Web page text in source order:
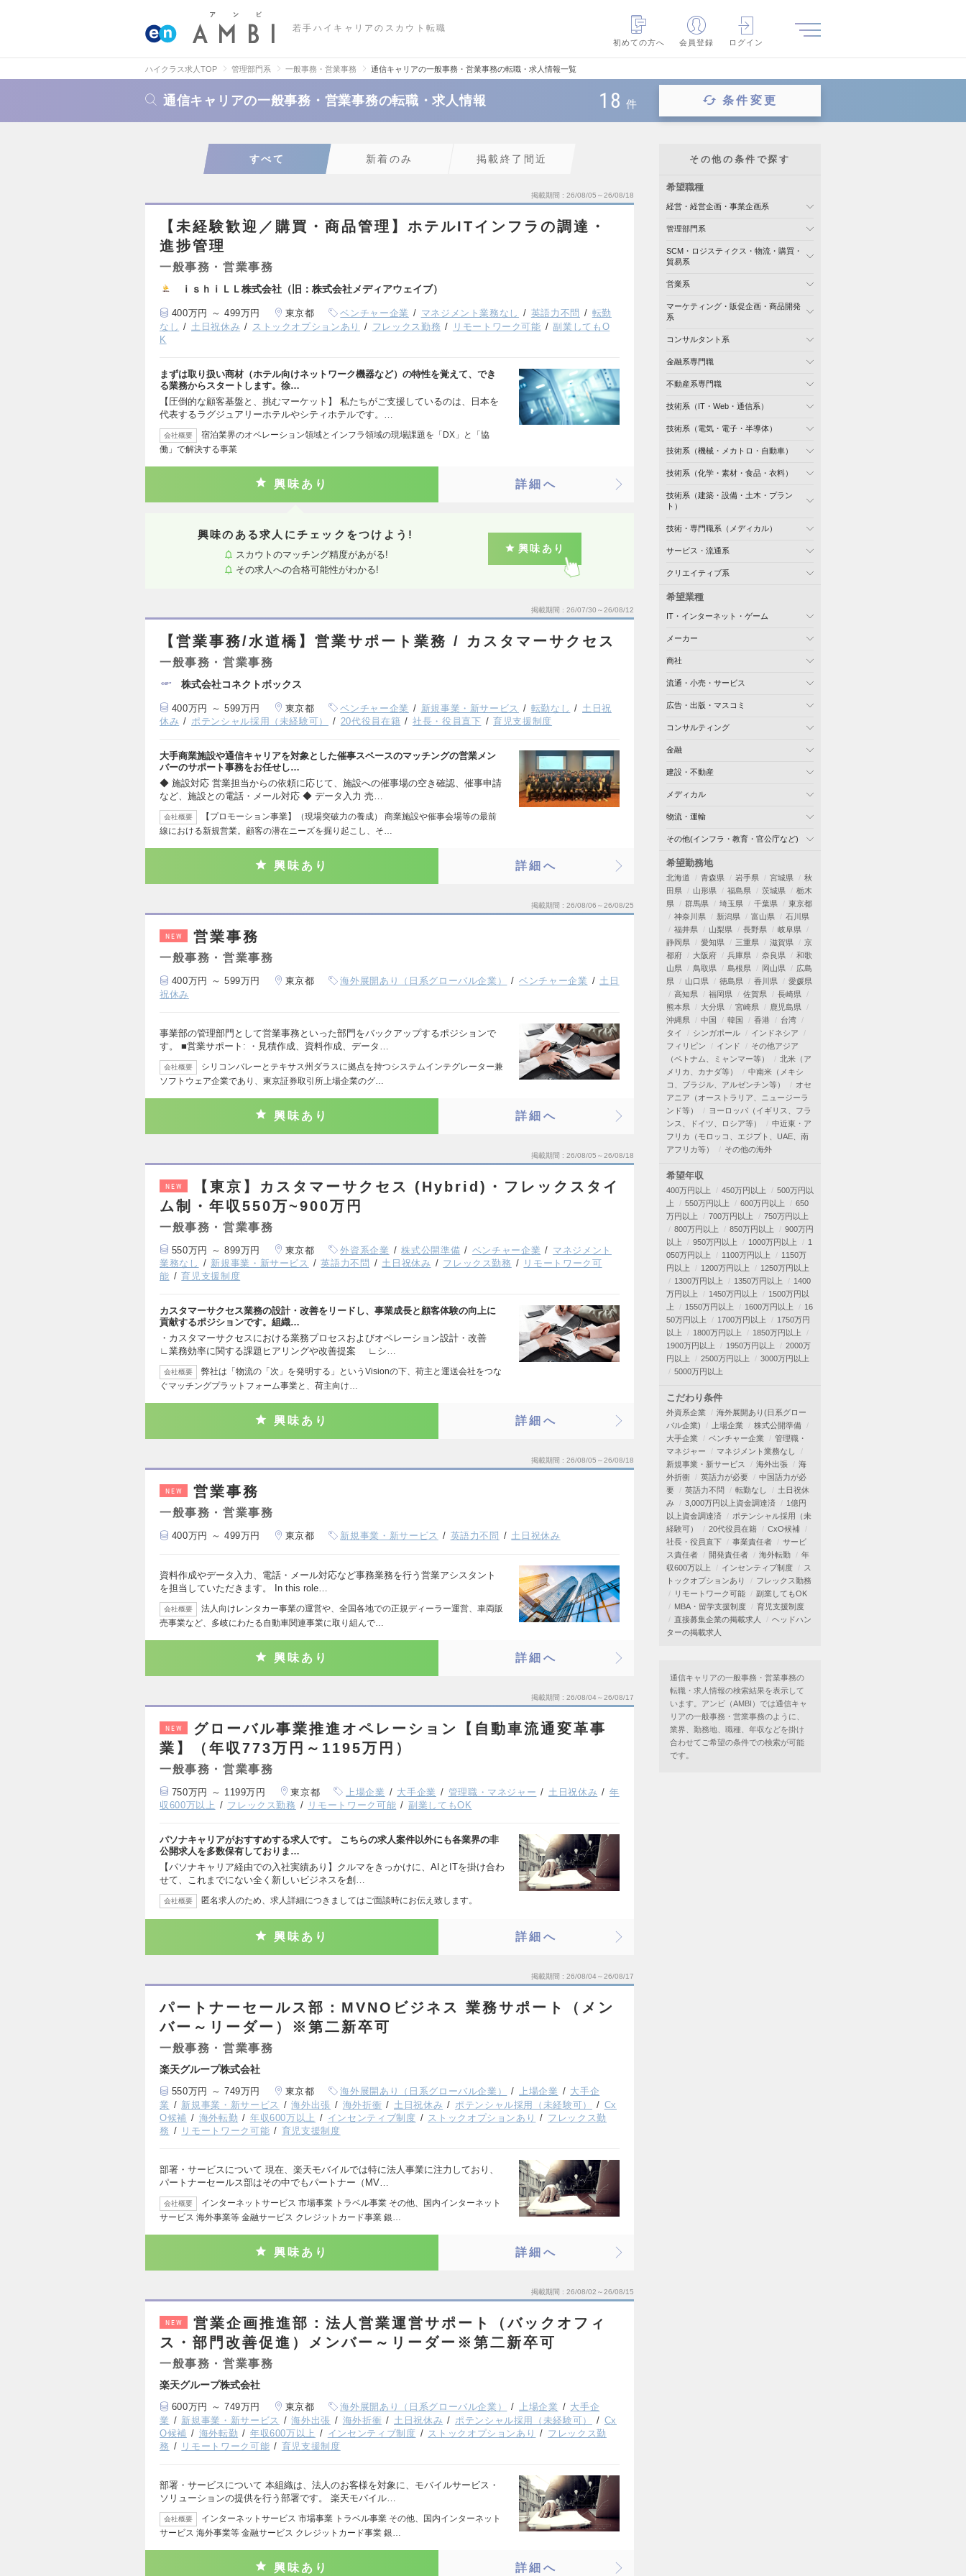
若手ハイキャリアのスカウト転職
初めての方へ
会員登録 ログイン
ハイクラス求人TOP 管理部門系 一般事務・営業事務 通信キャリアの一般事務・営業事務の転職・求人情報一覧
通信キャリアの一般事務・営業事務の転職・求人情報 18 件 条件変更
すべて 新着のみ 掲載終了間近
掲載期間 26/08/05～26/08/18
【未経験歓迎／購買・商品管理】ホテルITインフラの調達・
進捗管理
一般事務・営業事務
ｉｓｈｉＬＬ株式会社（旧：株式会社メディアウェイブ）
400万円 ～ 499万円 東京都 ベンチャー企業 マネジメント業務なし 英語力不問
転勤
なし
土日祝休み ストックオプションあり フレックス勤務 リモートワーク可能
副業してもO
K
まずは取り扱い商材（ホテル向けネットワーク機器など）の特性を覚えて、でき
る業務からスタートします。徐…
【圧倒的な顧客基盤と、挑むマーケット】 私たちがご支援しているのは、日本を
代表するラグジュアリーホテルやシティホテルです。…
会社概要
宿泊業界のオペレーション領域とインフラ領域の現場課題を「DX」と「協
働」で解決する事業
興味あり 詳細へ
興味のある求人にチェックをつけよう!
スカウトのマッチング精度があがる!
その求人への合格可能性がわかる!
興味あり
掲載期間 26/07/30～26/08/12
【営業事務/水道橋】営業サポート業務 / カスタマーサクセス
一般事務・営業事務
株式会社コネクトボックス
400万円 ～ 599万円 東京都 ベンチャー企業 新規事業・新サービス 転勤なし
土日祝
休み
ポテンシャル採用（未経験可） 20代役員在籍 社長・役員直下 育児支援制度
大手商業施設や通信キャリアを対象とした催事スペースのマッチングの営業メン
バーのサポート事務をお任せし…
◆ 施設対応 営業担当からの依頼に応じて、施設への催事場の空き確認、催事申請
など、施設との電話・メール対応 ◆ データ入力 売…
会社概要
【プロモーション事業】（現場突破力の養成） 商業施設や催事会場等の最前
線における新規営業。顧客の潜在ニーズを掘り起こし、そ…
興味あり 詳細へ
掲載期間 26/08/06～26/08/25
NEW 営業事務
一般事務・営業事務
400万円 ～ 599万円 東京都 海外展開あり（日系グローバル企業） ベンチャー企業
土日
祝休み
事業部の管理部門として営業事務といった部門をバックアップするポジションで
す。 ■営業サポート: ・見積作成、資料作成、データ…
会社概要
シリコンバレーとテキサス州ダラスに拠点を持つシステムインテグレーター兼
ソフトウェア企業であり、東京証券取引所上場企業のグ…
興味あり 詳細へ
掲載期間 26/08/05～26/08/18
NEW
【東京】カスタマーサクセス (Hybrid)・フレックスタイ
ム制・年収550万~900万円
一般事務・営業事務
550万円 ～ 899万円 東京都 外資系企業 株式公開準備 ベンチャー企業
マネジメント
業務なし
新規事業・新サービス 英語力不問 土日祝休み フレックス勤務
リモートワーク可
能
育児支援制度
カスタマーサクセス業務の設計・改善をリードし、事業成長と顧客体験の向上に
貢献するポジションです。組織…
・カスタマーサクセスにおける業務プロセスおよびオペレーション設計・改善
∟業務効率に関する課題ヒアリングや改善提案 ∟シ…
会社概要
弊社は「物流の「次」を発明する」というVisionの下、荷主と運送会社をつな
ぐマッチングプラットフォーム事業と、荷主向け…
興味あり 詳細へ
掲載期間 26/08/05～26/08/18
NEW 営業事務
一般事務・営業事務
400万円 ～ 499万円 東京都 新規事業・新サービス 英語力不問 土日祝休み
資料作成やデータ入力、電話・メール対応など事務業務を行う営業アシスタント
を担当していただきます。 In this role…
会社概要
法人向けレンタカー事業の運営や、全国各地での正規ディーラー運営、車両販
売事業など、多岐にわたる自動車関連事業に取り組んで…
興味あり 詳細へ
掲載期間 26/08/04～26/08/17
NEW
グローバル事業推進オペレーション【自動車流通変革事
業】（年収773万円～1195万円）
一般事務・営業事務
750万円 ～ 1199万円 東京都 上場企業 大手企業 管理職・マネジャー 土日祝休み
年
収600万以上
フレックス勤務 リモートワーク可能 副業してもOK
パソナキャリアがおすすめする求人です。 こちらの求人案件以外にも各業界の非
公開求人を多数保有しておりま…
【パソナキャリア経由での入社実績あり】クルマをきっかけに、AIとITを掛け合わ
せて、これまでにない全く新しいビジネスを創…
会社概要 匿名求人のため、求人詳細につきましてはご面談時にお伝え致します。
興味あり 詳細へ
掲載期間 26/08/04～26/08/17
パートナーセールス部：MVNOビジネス 業務サポート（メン
バー～リーダー）※第二新卒可
一般事務・営業事務
楽天グループ株式会社
550万円 ～ 749万円 東京都 海外展開あり（日系グローバル企業） 上場企業
大手企
業
新規事業・新サービス 海外出張 海外折衝 土日祝休み ポテンシャル採用（未経験可）
Cx
O候補
海外転勤 年収600万以上 インセンティブ制度 ストックオプションあり
フレックス勤
務
リモートワーク可能 育児支援制度
部署・サービスについて 現在、楽天モバイルでは特に法人事業に注力しており、
パートナーセールス部はその中でもパートナー（MV…
会社概要
インターネットサービス 市場事業 トラベル事業 その他、国内インターネット
サービス 海外事業等 金融サービス クレジットカード事業 銀…
興味あり 詳細へ
掲載期間 26/08/02～26/08/15
NEW
営業企画推進部：法人営業運営サポート（バックオフィ
ス・部門改善促進）メンバー～リーダー※第二新卒可
一般事務・営業事務
楽天グループ株式会社
600万円 ～ 749万円 東京都 海外展開あり（日系グローバル企業） 上場企業
大手企
業
新規事業・新サービス 海外出張 海外折衝 土日祝休み ポテンシャル採用（未経験可）
Cx
O候補
海外転勤 年収600万以上 インセンティブ制度 ストックオプションあり
フレックス勤
務
リモートワーク可能 育児支援制度
部署・サービスについて 本組織は、法人のお客様を対象に、モバイルサービス・
ソリューションの提供を行う部署です。 楽天モバイル…
会社概要
インターネットサービス 市場事業 トラベル事業 その他、国内インターネット
サービス 海外事業等 金融サービス クレジットカード事業 銀…
興味あり 詳細へ
その他の条件で探す
希望職種
経営・経営企画・事業企画系
管理部門系
SCM・ロジスティクス・物流・購買・
貿易系
営業系
マーケティング・販促企画・商品開発
系
コンサルタント系
金融系専門職
不動産系専門職
技術系（IT・Web・通信系）
技術系（電気・電子・半導体）
技術系（機械・メカトロ・自動車）
技術系（化学・素材・食品・衣料）
技術系（建築・設備・土木・プラン
ト）
技術・専門職系（メディカル）
サービス・流通系
クリエイティブ系
希望業種
IT・インターネット・ゲーム
メーカー
商社
流通・小売・サービス
広告・出版・マスコミ
コンサルティング
金融
建設・不動産
メディカル
物流・運輸
その他(インフラ・教育・官公庁など)
希望勤務地
北海道 青森県 岩手県 宮城県
秋
田県
山形県 福島県 茨城県
栃木
県
群馬県 埼玉県 千葉県
東京都
神奈川県
新潟県 富山県
石川県
福井県
山梨県 長野県
岐阜県
静岡県
愛知県 三重県 滋賀県
京
都府
大阪府 兵庫県 奈良県
和歌
山県
鳥取県 島根県 岡山県
広島
県
山口県 徳島県 香川県
愛媛県
高知県
福岡県 佐賀県
長崎県
熊本県
大分県 宮崎県
鹿児島県
沖縄県
中国 韓国 香港
台湾
タイ
シンガポール
インドネシア
フィリピン
インド
その他アジア
（ベトナム、ミャンマー等）
北米（ア
メリカ、カナダ等）
中南米（メキシ
コ、ブラジル、アルゼンチン等）
オセ
アニア（オーストラリア、ニュージーラ
ンド等）
ヨーロッパ（イギリス、フラ
ンス、ドイツ、ロシア等）
中近東・ア
フリカ（モロッコ、エジプト、UAE、南
アフリカ等）
その他の海外
希望年収
400万円以上 450万円以上
500万円以
上
550万円以上 600万円以上
650
万円以上
700万円以上
750万円以上
800万円以上
850万円以上
900万円
以上
950万円以上 1000万円以上
1
050万円以上
1100万円以上
1150万
円以上
1200万円以上
1250万円以上
1300万円以上
1350万円以上
1400
万円以上
1450万円以上
1500万円以
上
1550万円以上 1600万円以上
16
50万円以上
1700万円以上
1750万円
以上
1800万円以上
1850万円以上
1900万円以上
1950万円以上
2000万
円以上
2500万円以上
3000万円以上
5000万円以上
こだわり条件
外資系企業
海外展開あり(日系グロー
バル企業)
上場企業
株式公開準備
大手企業
ベンチャー企業
管理職・
マネジャー
マネジメント業務なし
新規事業・新サービス
海外出張
海
外折衝
英語力が必要
中国語力が必
要
英語力不問 転勤なし
土日祝休
み
3,000万円以上資金調達済
1億円
以上資金調達済
ポテンシャル採用（未
経験可）
20代役員在籍
CxO候補
社長・役員直下
事業責任者
サービ
ス責任者
開発責任者 海外転勤
年
収600万以上
インセンティブ制度
ス
トックオプションあり
フレックス勤務
リモートワーク可能
副業してもOK
MBA・留学支援制度
育児支援制度
直接募集企業の掲載求人
ヘッドハン
ターの掲載求人
通信キャリアの一般事務・営業事務の
転職・求人情報の検索結果を表示して
います。アンビ（AMBI）では通信キャ
リアの一般事務・営業事務のように、
業界、勤務地、職種、年収などを掛け
合わせてご希望の条件での検索が可能
です。